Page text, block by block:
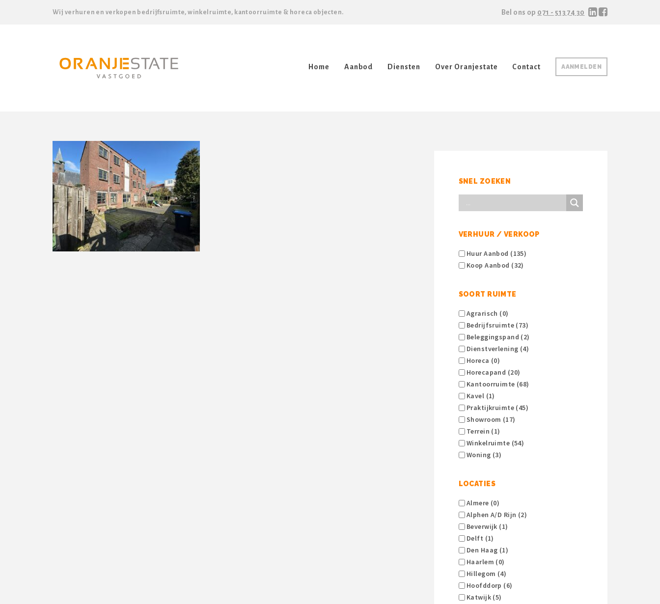
Wij verhuren en verkopen bedrijfsruimte, winkelruimte, kantoorruimte & horeca objecten. Bel ons op 071 - 513 74 30
AANMELDEN
Home Aanbod Diensten Over Oranjestate Contact
SNEL ZOEKEN
VERHUUR / VERKOOP
Huur Aanbod (135)
Koop Aanbod (32)
SOORT RUIMTE
Agrarisch (0)
Bedrijfsruimte (73)
Beleggingspand (2)
Dienstverlening (4)
Horeca (0)
Horecapand (20)
Kantoorruimte (68)
Kavel (1)
Praktijkruimte (45)
Showroom (17)
Terrein (1)
Winkelruimte (54)
Woning (3)
LOCATIES
Almere (0)
Alphen A/d Rijn (2)
Beverwijk (1)
Delft (1)
Den Haag (1)
Haarlem (0)
Hillegom (4)
Hoofddorp (6)
Katwijk (5)